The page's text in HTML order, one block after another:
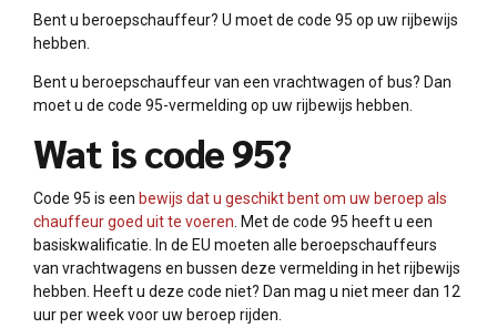
Bent u beroepschauffeur? U moet de code 95 op uw rijbewijs
hebben.
Bent u beroepschauffeur van een vrachtwagen of bus? Dan
moet u de code 95-vermelding op uw rijbewijs hebben.
Wat is code 95?
Code 95 is een bewijs dat u geschikt bent om uw beroep als
chauffeur goed uit te voeren . Met de code 95 heeft u een
basiskwalificatie. In de EU moeten alle beroepschauffeurs
van vrachtwagens en bussen deze vermelding in het rijbewijs
hebben. Heeft u deze code niet? Dan mag u niet meer dan 12
uur per week voor uw beroep rijden.